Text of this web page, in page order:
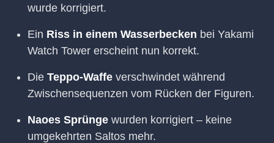
wurde korrigiert.
Ein Riss in einem Wasserbecken bei Yakami
Watch Tower erscheint nun korrekt.
Die Teppo-Waffe verschwindet während
Zwischensequenzen vom Rücken der Figuren.
Naoes Sprünge wurden korrigiert – keine
umgekehrten Saltos mehr.